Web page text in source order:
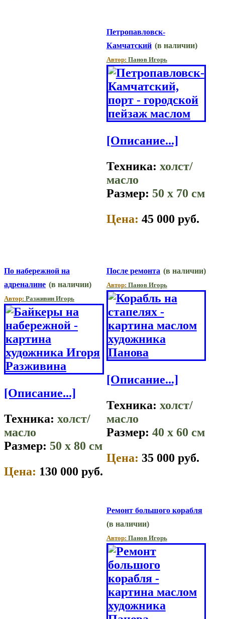
Петропавловск-
Камчатский (в наличии)
Автор: Панов Игорь
[Описание...]
Техника: холст/
масло
Размер: 50 x 70 см
Цена: 45 000 руб.
По набережной на
адреналине (в наличии)
Автор: Разживин Игорь
[Описание...]
Техника: холст/
масло
Размер: 50 x 80 см
Цена: 130 000 руб.
После ремонта (в наличии)
Автор: Панов Игорь
[Описание...]
Техника: холст/
масло
Размер: 40 x 60 см
Цена: 35 000 руб.
Ремонт большого корабля
(в наличии)
Автор: Панов Игорь